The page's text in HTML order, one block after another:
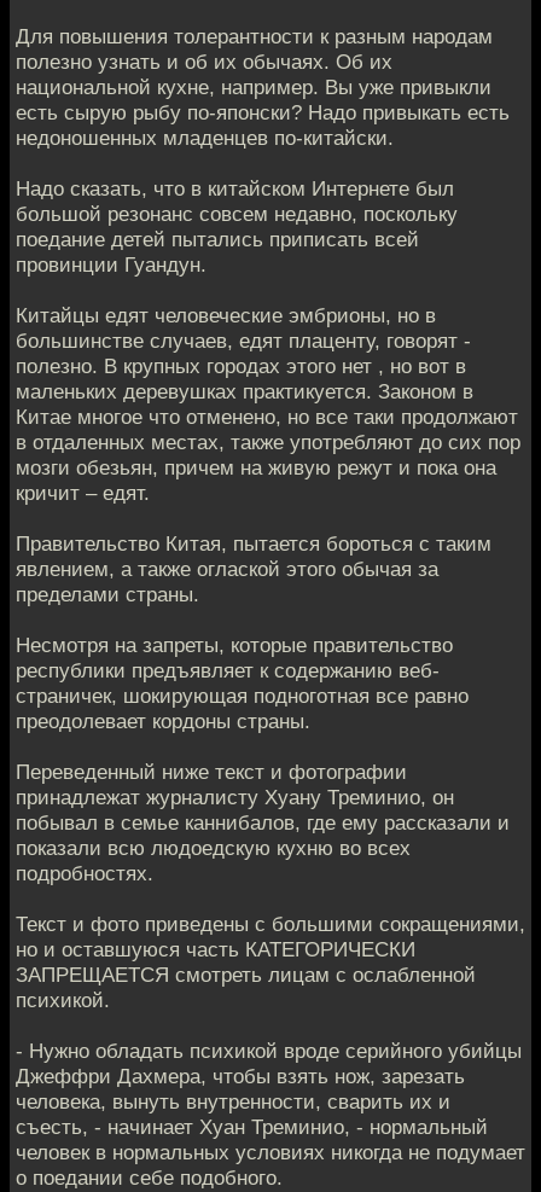
Для повышения толерантности к разным народам
полезно узнать и об их обычаях. Об их
национальной кухне, например. Вы уже привыкли
есть сырую рыбу по-японски? Надо привыкать есть
недоношенных младенцев по-китайски.
Надо сказать, что в китайском Интернете был
большой резонанс совсем недавно, поскольку
поедание детей пытались приписать всей
провинции Гуандун.
Китайцы едят человеческие эмбрионы, но в
большинстве случаев, едят плаценту, говорят -
полезно. В крупных городах этого нет , но вот в
маленьких деревушках практикуется. Законом в
Китае многое что отменено, но все таки продолжают
в отдаленных местах, также употребляют до сих пор
мозги обезьян, причем на живую режут и пока она
кричит – едят.
Правительство Китая, пытается бороться с таким
явлением, а также оглаской этого обычая за
пределами страны.
Несмотря на запреты, которые правительство
республики предъявляет к содержанию веб-
страничек, шокирующая подноготная все равно
преодолевает кордоны страны.
Переведенный ниже текст и фотографии
принадлежат журналисту Хуану Треминио, он
побывал в семье каннибалов, где ему рассказали и
показали всю людоедскую кухню во всех
подробностях.
Текст и фото приведены с большими сокращениями,
но и оставшуюся часть КАТЕГОРИЧЕСКИ
ЗАПРЕЩАЕТСЯ смотреть лицам с ослабленной
психикой.
- Нужно обладать психикой вроде серийного убийцы
Джеффри Дахмера, чтобы взять нож, зарезать
человека, вынуть внутренности, сварить их и
съесть, - начинает Хуан Треминио, - нормальный
человек в нормальных условиях никогда не подумает
о поедании себе подобного.